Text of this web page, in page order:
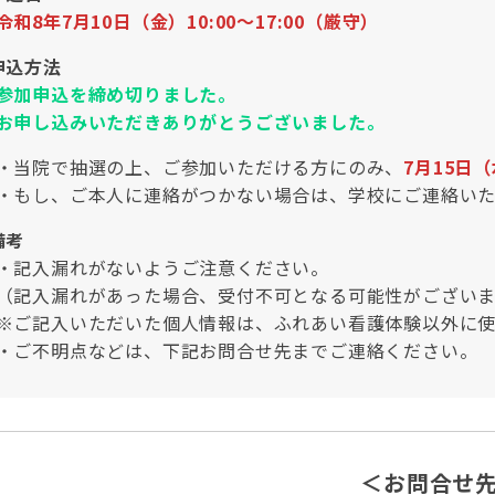
和8年7月10日（金）10:00～17:00（厳守）
込方法
加申込を締め切りました。
申し込みいただきありがとうございました。
院で抽選の上、ご参加いただける方にのみ、 7月15日
し、ご本人に連絡がつかない場合は、学校にご連絡い
入漏れがないようご注意ください。
入漏れがあった場合、受付不可となる可能性がござい
入いただいた個人情報は、ふれあい看護体験以外に
不明点などは、下記お問合せ先までご連絡ください。
＜お問合せ